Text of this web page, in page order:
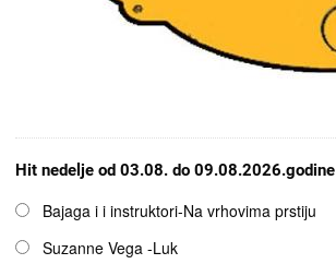
Hit nedelje od 03.08. do 09.08.2026.godine
OpcijeBajaga i i instruktori-Na vrhovima prstiju
Suzanne Vega -Luk